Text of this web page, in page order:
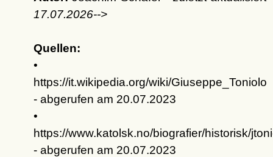
17.07.2026-->
Quellen:
•
https://it.wikipedia.org/wiki/Giuseppe_Toniolo
- abgerufen am 20.07.2023
•
https://www.katolsk.no/biografier/historisk/
- abgerufen am 20.07.2023